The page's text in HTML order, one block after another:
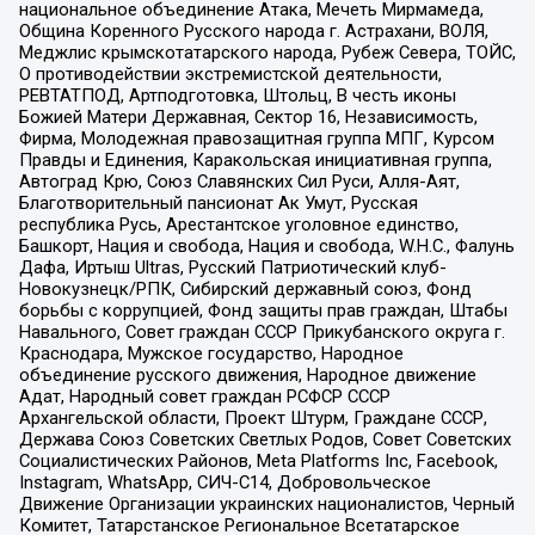
национальное объединение Атака, Мечеть Мирмамеда,
Община Коренного Русского народа г. Астрахани, ВОЛЯ,
Меджлис крымскотатарского народа, Рубеж Севера, ТОЙС,
О противодействии экстремистской деятельности,
РЕВТАТПОД, Артподготовка, Штольц, В честь иконы
Божией Матери Державная, Сектор 16, Независимость,
Фирма, Молодежная правозащитная группа МПГ, Курсом
Правды и Единения, Каракольская инициативная группа,
Автоград Крю, Союз Славянских Сил Руси, Алля-Аят,
Благотворительный пансионат Ак Умут, Русская
республика Русь, Арестантское уголовное единство,
Башкорт, Нация и свобода, Нация и свобода, W.H.С., Фалунь
Дафа, Иртыш Ultras, Русский Патриотический клуб-
Новокузнецк/РПК, Сибирский державный союз, Фонд
борьбы с коррупцией, Фонд защиты прав граждан, Штабы
Навального, Совет граждан СССР Прикубанского округа г.
Краснодара, Мужское государство, Народное
объединение русского движения, Народное движение
Адат, Народный совет граждан РСФСР СССР
Архангельской области, Проект Штурм, Граждане СССР,
Держава Союз Советских Светлых Родов, Совет Советских
Социалистических Районов, Meta Platforms Inc, Facebook,
Instagram, WhatsApp, СИЧ-С14, Добровольческое
Движение Организации украинских националистов, Черный
Комитет, Татарстанское Региональное Всетатарское